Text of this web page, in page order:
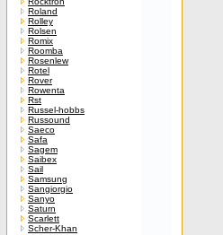
Roland
Rolley
Rolsen
Romix
Roomba
Rosenlew
Rotel
Rover
Rowenta
Rst
Russel-hobbs
Russound
Saeco
Safa
Sagem
Saibex
Sail
Samsung
Sangiorgio
Sanyo
Saturn
Scarlett
Scher-Khan